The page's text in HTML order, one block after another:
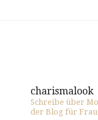
charismalook
Schreibe über
der Blog für